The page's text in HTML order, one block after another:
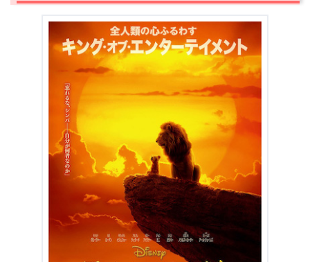
シンバはプライド・ランドから自由の地へ
2.4新しき王シンバの誕生
サークル・オブ・ライフを忠実に実写化した見事な作
『ライオン・キング』まとめ